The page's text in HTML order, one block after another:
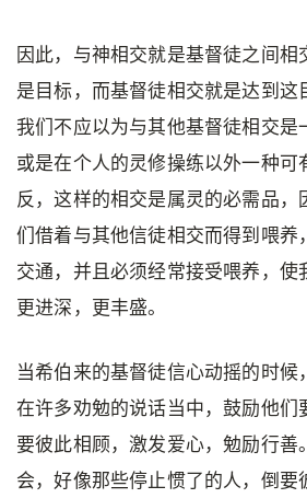
因此，与神相交就是基督徒之间相
是目标，而基督徒相交就是达到这
我们不应以为与其他基督徒相交是
或是在个人的灵修操练以外一种可
反，这样的相交是属灵的必需品，
们借着与其他信徒相交而得到喂养
交通，并且必须经常接受喂养，使
更进深，更丰盛。
当希伯来的基督徒信心动摇的时候
在许多劝勉的说话当中，鼓励他们
要彼此相顾，激发爱心，勉励行善
会，好像那些停止惯了的人，倒要